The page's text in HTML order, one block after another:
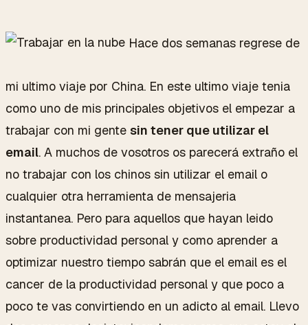
Hace dos semanas regrese de
mi ultimo viaje por China. En este ultimo viaje tenia
como uno de mis principales objetivos el empezar a
trabajar con mi gente sin tener que utilizar el
email. A muchos de vosotros os parecerá extraño el
no trabajar con los chinos sin utilizar el email o
cualquier otra herramienta de mensajeria
instantanea. Pero para aquellos que hayan leido
sobre productividad personal y como aprender a
optimizar nuestro tiempo sabrán que el email es el
cancer de la productividad personal y que poco a
poco te vas convirtiendo en un adicto al email. Llevo